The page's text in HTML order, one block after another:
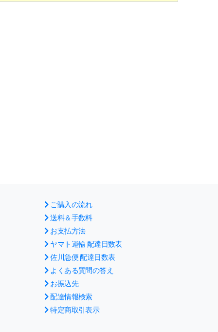
ご購入の流れ
送料＆手数料
お支払方法
ヤマト運輸 配達日数表
佐川急便 配達日数表
よくある質問の答え
お振込先
配達情報検索
特定商取引表示